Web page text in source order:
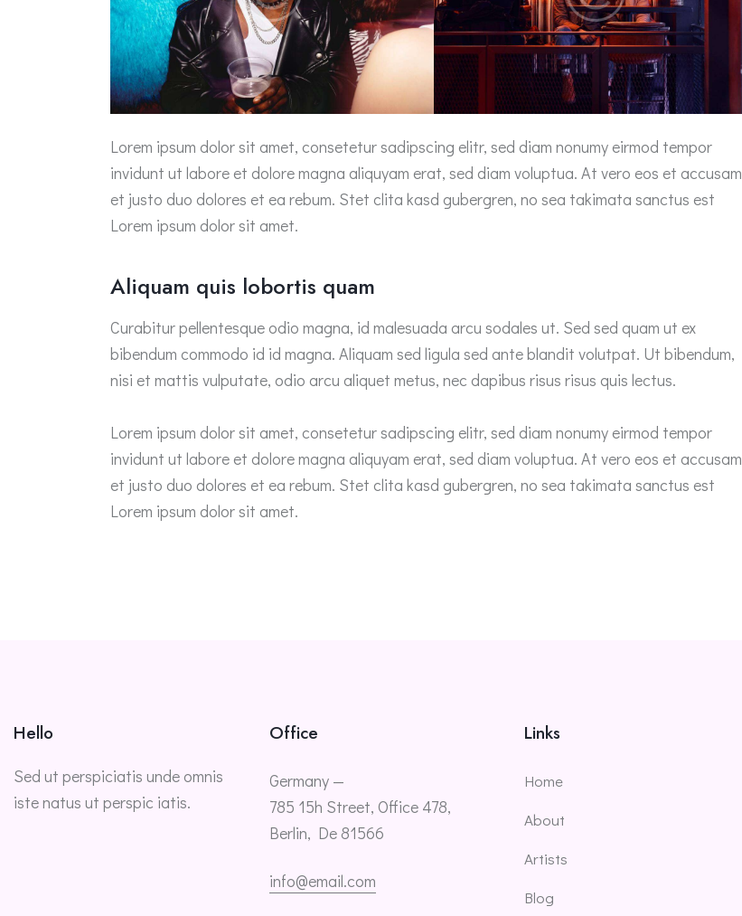
Lorem ipsum dolor sit amet, consetetur sadipscing elitr, sed diam nonumy eirmod tempor
invidunt ut labore et dolore magna aliquyam erat, sed diam voluptua. At vero eos et accusam
et justo duo dolores et ea rebum. Stet clita kasd gubergren, no sea takimata sanctus est
Lorem ipsum dolor sit amet.
Aliquam quis lobortis quam
Curabitur pellentesque odio magna, id malesuada arcu sodales ut. Sed sed quam ut ex
bibendum commodo id id magna. Aliquam sed ligula sed ante blandit volutpat. Ut bibendum,
nisi et mattis vulputate, odio arcu aliquet metus, nec dapibus risus risus quis lectus.
Lorem ipsum dolor sit amet, consetetur sadipscing elitr, sed diam nonumy eirmod tempor
invidunt ut labore et dolore magna aliquyam erat, sed diam voluptua. At vero eos et accusam
et justo duo dolores et ea rebum. Stet clita kasd gubergren, no sea takimata sanctus est
Lorem ipsum dolor sit amet.
Hello
Sed ut perspiciatis unde omnis
iste natus ut perspic iatis.
Office
Germany —
785 15h Street, Office 478,
Berlin, De 81566
info@email.com
Links
Home
About
Artists
Blog